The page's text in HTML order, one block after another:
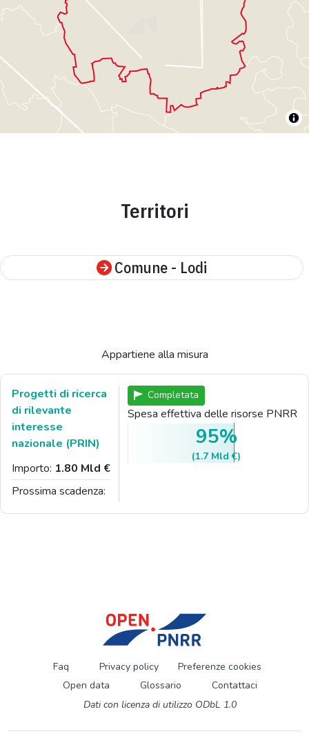
Territori
Comune - Lodi
Appartiene alla misura
Progetti di ricerca
di rilevante
interesse
nazionale (PRIN)
Importo: 1.80 Mld €
Prossima scadenza:
Completata
Spesa effettiva delle risorse PNRR
95%
(1.7 Mld €)
Faq Privacy policy
Preferenze cookies
Open data
Glossario
Contattaci
Dati con licenza di utilizzo ODbL 1.0